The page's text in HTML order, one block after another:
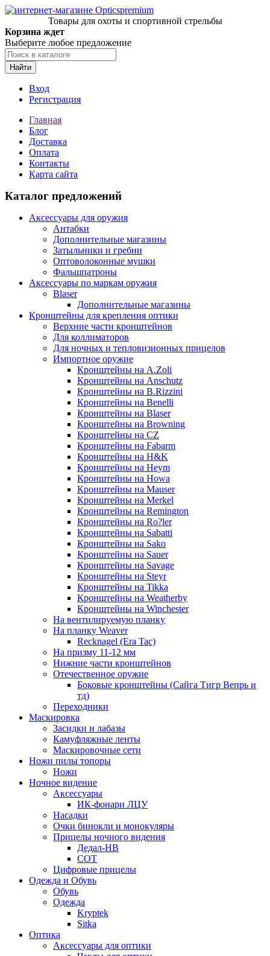
Товары для охоты и спортивной стрельбы
Корзина ждет
Выберите любое предложение
Найти
Вход
Регистрация
Главная
Блог
Доставка
Оплата
Контакты
Карта сайта
Каталог предложений
Аксессуары для оружия
Антабки
Дополнительные магазины
Затыльники и гребни
Оптоволоконные мушки
Фальшпатроны
Аксессуары по маркам оружия
Blaser
Дополнительные магазины
Кронштейны для крепления оптики
Верхние части кронштейнов
Для коллиматоров
Для ночных и тепловизионных прицелов
Импортное оружие
Кронштейны на A.Zoli
Кронштейны на Anschutz
Кронштейны на B.Rizzini
Кронштейны на Benelli
Кронштейны на Blaser
Кронштейны на Browning
Кронштейны на CZ
Кронштейны на Fabarm
Кронштейны на H&K
Кронштейны на Heym
Кронштейны на Howa
Кронштейны на Mauser
Кронштейны на Merkel
Кронштейны на Remington
Кронштейны на Ro?ler
Кронштейны на Sabatti
Кронштейны на Sako
Кронштейны на Sauer
Кронштейны на Savage
Кронштейны на Steyr
Кронштейны на Tikka
Кронштейны на Weatherby
Кронштейны на Winchester
На вентилируемую планку
На планку Weaver
Recknagel (Era Tac)
На призму 11-12 мм
Нижние части кронштейнов
Отечественное оружие
Боковые кронштейны (Сайга Тигр Вепрь и
тд)
Переходники
Маскировка
Засидки и лабазы
Камуфляжные ленты
Маскировочные сети
Ножи пилы топоры
Ножи
Ночное видение
Аксессуары
ИК-фонари ЛЦУ
Насадки
Очки бинокли и монокуляры
Прицелы ночного видения
Дедал-НВ
СОТ
Цифровые прицелы
Одежда и Обувь
Обувь
Одежда
Kryptek
Sitka
Оптика
Аксессуары для оптики